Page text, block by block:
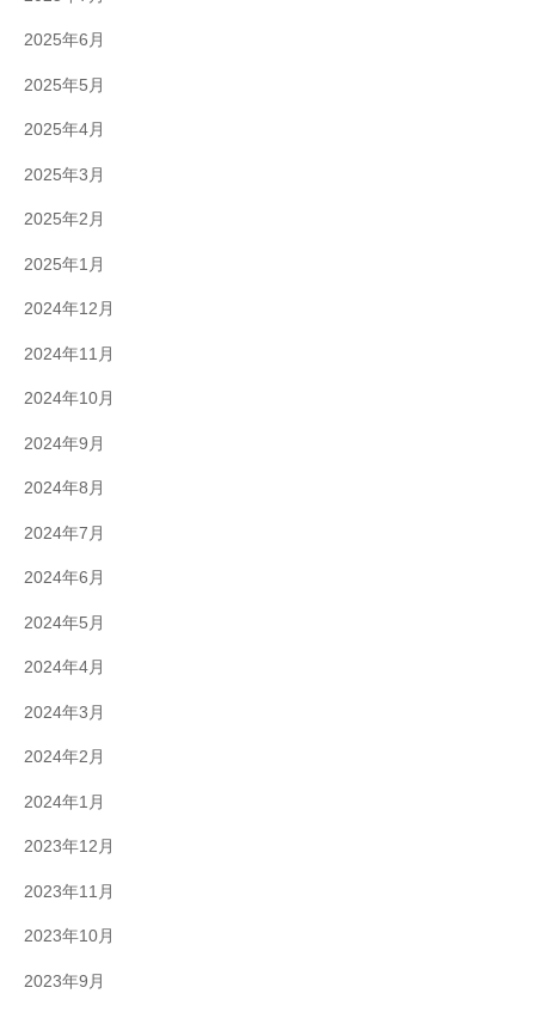
2025年6月
2025年5月
2025年4月
2025年3月
2025年2月
2025年1月
2024年12月
2024年11月
2024年10月
2024年9月
2024年8月
2024年7月
2024年6月
2024年5月
2024年4月
2024年3月
2024年2月
2024年1月
2023年12月
2023年11月
2023年10月
2023年9月